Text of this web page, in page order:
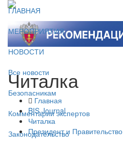
ГЛАВНАЯ
МЕРОПРИЯТИЯ
НОВОСТИ
Все новости
Безопасникам
Комментарии экспертов
Законодательство
Читалка
Главная
BIS Journal
Читалка
Президент и